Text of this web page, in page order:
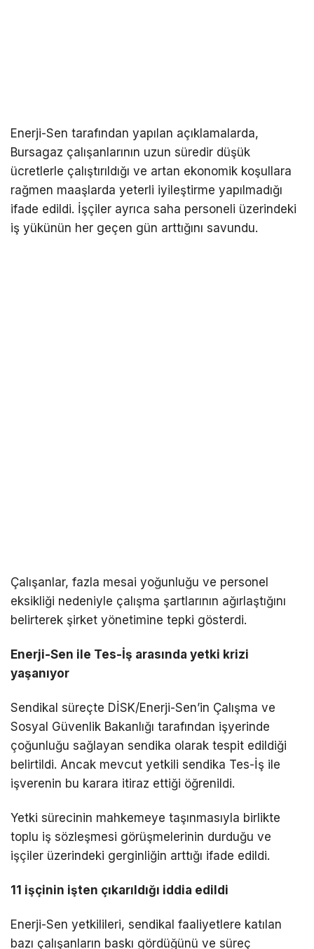
Enerji-Sen tarafından yapılan açıklamalarda,
Bursagaz çalışanlarının uzun süredir düşük
ücretlerle çalıştırıldığı ve artan ekonomik koşullara
rağmen maaşlarda yeterli iyileştirme yapılmadığı
ifade edildi. İşçiler ayrıca saha personeli üzerindeki
iş yükünün her geçen gün arttığını savundu.
Çalışanlar, fazla mesai yoğunluğu ve personel
eksikliği nedeniyle çalışma şartlarının ağırlaştığını
belirterek şirket yönetimine tepki gösterdi.
Enerji-Sen ile Tes-İş arasında yetki krizi
yaşanıyor
Sendikal süreçte DİSK/Enerji-Sen’in Çalışma ve
Sosyal Güvenlik Bakanlığı tarafından işyerinde
çoğunluğu sağlayan sendika olarak tespit edildiği
belirtildi. Ancak mevcut yetkili sendika Tes-İş ile
işverenin bu karara itiraz ettiği öğrenildi.
Yetki sürecinin mahkemeye taşınmasıyla birlikte
toplu iş sözleşmesi görüşmelerinin durduğu ve
işçiler üzerindeki gerginliğin arttığı ifade edildi.
11 işçinin işten çıkarıldığı iddia edildi
Enerji-Sen yetkilileri, sendikal faaliyetlere katılan
bazı çalışanların baskı gördüğünü ve süreç